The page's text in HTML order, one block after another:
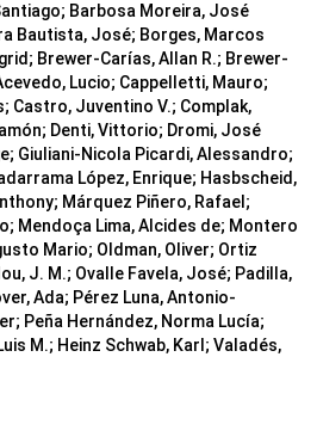
Barbosa Moreira, José
Bautista, José; Borges, Marcos
Brewer-Carías, Allan R.; Brewer-
Lucio; Cappelletti, Mauro;
Castro, Juventino V.; Complak,
Denti, Vittorio; Dromi, José
Giuliani-Nicola Picardi, Alessandro;
López, Enrique; Hasbscheid,
Márquez Piñero, Rafael;
Mendoça Lima, Alcides de; Montero
Mario; Oldman, Oliver; Ortiz
J. M.; Ovalle Favela, José; Padilla,
Ada; Pérez Luna, Antonio-
Peña Hernández, Norma Lucía;
M.; Heinz Schwab, Karl; Valadés,